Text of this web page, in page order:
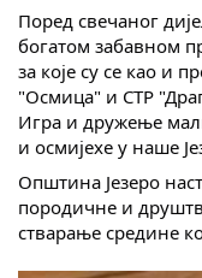
Заштита од
COVID 19
Поред свечаног
богатом забавном
за које су се као и
"Осмица" и СТР
Игра и дружење
и осмијехе у наше
Општина Језеро
породичне и
стварање средине